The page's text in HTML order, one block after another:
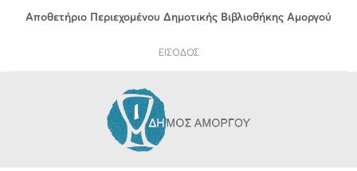
Αποθετήριο Περιεχομένου Δημοτικής Βιβλιοθήκης Αμοργού
ΕΙΣΟΔΟΣ